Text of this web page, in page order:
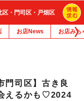
区・門司区・戸畑区
お店News お店みち
門司区】古き良
えるかも♡2024